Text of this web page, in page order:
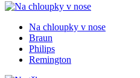
Na chloupky v nose
Braun
Philips
Remington